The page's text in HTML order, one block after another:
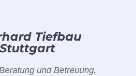
Tiefbau
Stuttgart
und Betreuung.